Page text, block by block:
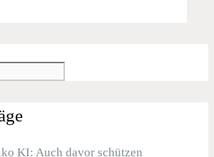
KI: Auch davor schützen